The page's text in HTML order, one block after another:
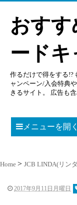
おす
ード
作るだけで得をする!?
ャンペーン/入会特典
きるサイト。 広告も含
メニューを開く
Home JCB LINDA(リン
2017年9月11日月曜日